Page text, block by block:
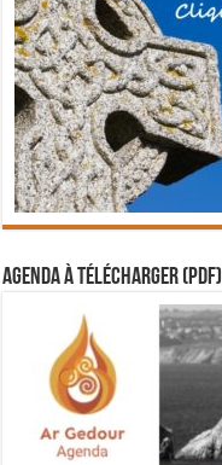
Agenda à télécharger (PDF)